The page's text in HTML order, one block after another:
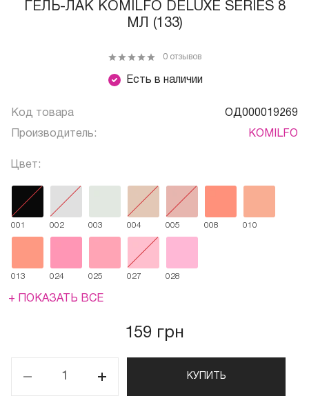
ГЕЛЬ-ЛАК KOMILFO DELUXE SERIES 8
МЛ (133)
Есть в наличии
0 отзывов
Код товара ОД000019269
Производитель: KOMILFO
Цвет:
001 002 003 004 005 008 010
013 024 025 027 028
+ ПОКАЗАТЬ ВСЕ
159 грн
КУПИТЬ